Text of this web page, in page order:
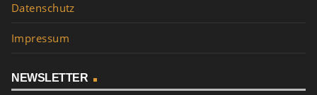
Datenschutz
Impressum
NEWSLETTER